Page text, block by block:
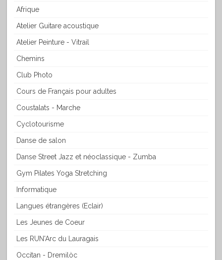
Afrique
Atelier Guitare acoustique
Atelier Peinture - Vitrail
Chemins
Club Photo
Cours de Français pour adultes
Coustalats - Marche
Cyclotourisme
Danse de salon
Danse Street Jazz et néoclassique - Zumba
Gym Pilates Yoga Stretching
Informatique
Langues étrangères (Eclair)
Les Jeunes de Coeur
Les RUN'Arc du Lauragais
Occitan - Dremilòc